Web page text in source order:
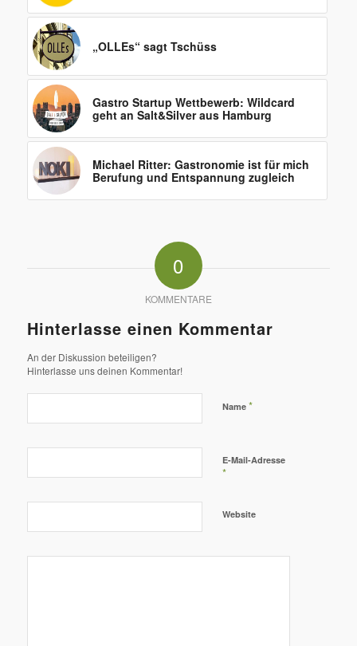
„OLLEs“ sagt Tschüss
Gastro Startup Wettbewerb: Wildcard
geht an Salt&Silver aus Hamburg
Michael Ritter: Gastronomie ist für mich
Berufung und Entspannung zugleich
0
KOMMENTARE
Hinterlasse einen Kommentar
An der Diskussion beteiligen?
Hinterlasse uns deinen Kommentar!
Name *
E-Mail-Adresse
*
Website